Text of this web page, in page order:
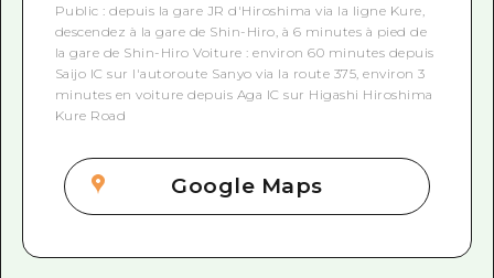
Public : depuis la gare JR d'Hiroshima via la ligne Kure,
descendez à la gare de Shin-Hiro, à 6 minutes à pied de
la gare de Shin-Hiro Voiture : environ 60 minutes depuis
Saijo IC sur l'autoroute Sanyo via la route 375, environ 3
minutes en voiture depuis Aga IC sur Higashi Hiroshima
Kure Road
Google Maps